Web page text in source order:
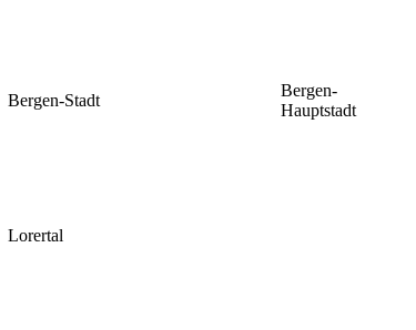
Bergen-Stadt
Bergen-
Hauptstadt
Lorertal